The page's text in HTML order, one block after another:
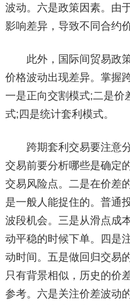
波动。六是政策因素。由
影响差异，导致不同合约
此外，国际间贸易政策
价格波动出现差异。掌握
一是正向交割模式;二是价
式;四是统计套利模式。
跨期套利交易要注意分
交易前要分析哪些是确定
交易风险点。二是在价差
是一般人能捉住的。普通
波段机会。三是从滑点成
动平稳的时候下单。四是
动时间。五是做回归交易
只有背景相似，历史的价
参考。六是关注价差波动